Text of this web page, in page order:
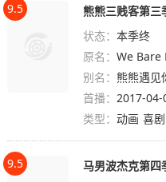
9.5
熊熊三贱客第三
状态：本季终
原名：We Bare
别名： 熊熊遇见
首播：2017-04-
类型：动画 喜剧
9.5
马男波杰克第四